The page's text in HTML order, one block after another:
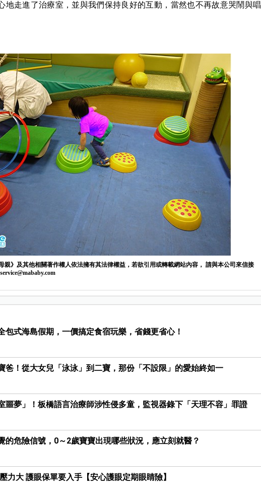
地走進了治療室，並與我們保持良好的互動，當然也不再故意哭鬧與唱
親》及其他相關著作權人依法擁有其法律權益，若欲引用或轉載網站內容， 請與本公司來信接
包式海島假期，一價搞定食宿玩樂，省錢更省心！
爸！從大女兒「泳泳」到二寶，那份「不設限」的愛始終如一
噩夢」！板橋語言治療師涉性侵多童，監視器錄下「天理不容」罪證
的危險信號，0～2歲寶寶出現哪些狀況，應立刻就醫？
力大 護眼保單要入手【安心護眼定期眼睛險】